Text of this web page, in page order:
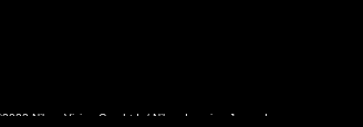
Nikon Vision Co., Ltd. / Nikon Imaging Japan Inc.